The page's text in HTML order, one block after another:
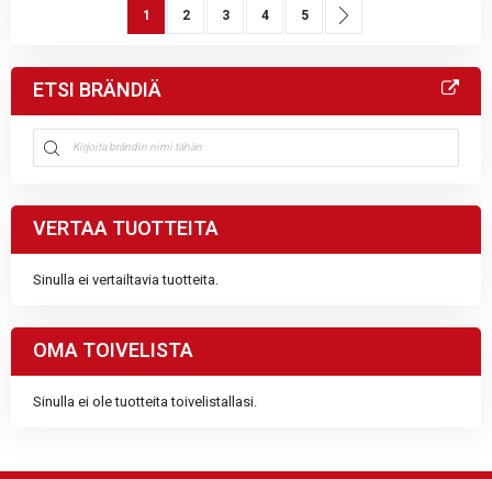
SivuYou're currently reading page
1 Sivu
2 Sivu
3 Sivu
4 Sivu
5
ETSI BRÄNDIÄ
VERTAA TUOTTEITA
Sinulla ei vertailtavia tuotteita.
OMA TOIVELISTA
Sinulla ei ole tuotteita toivelistallasi.